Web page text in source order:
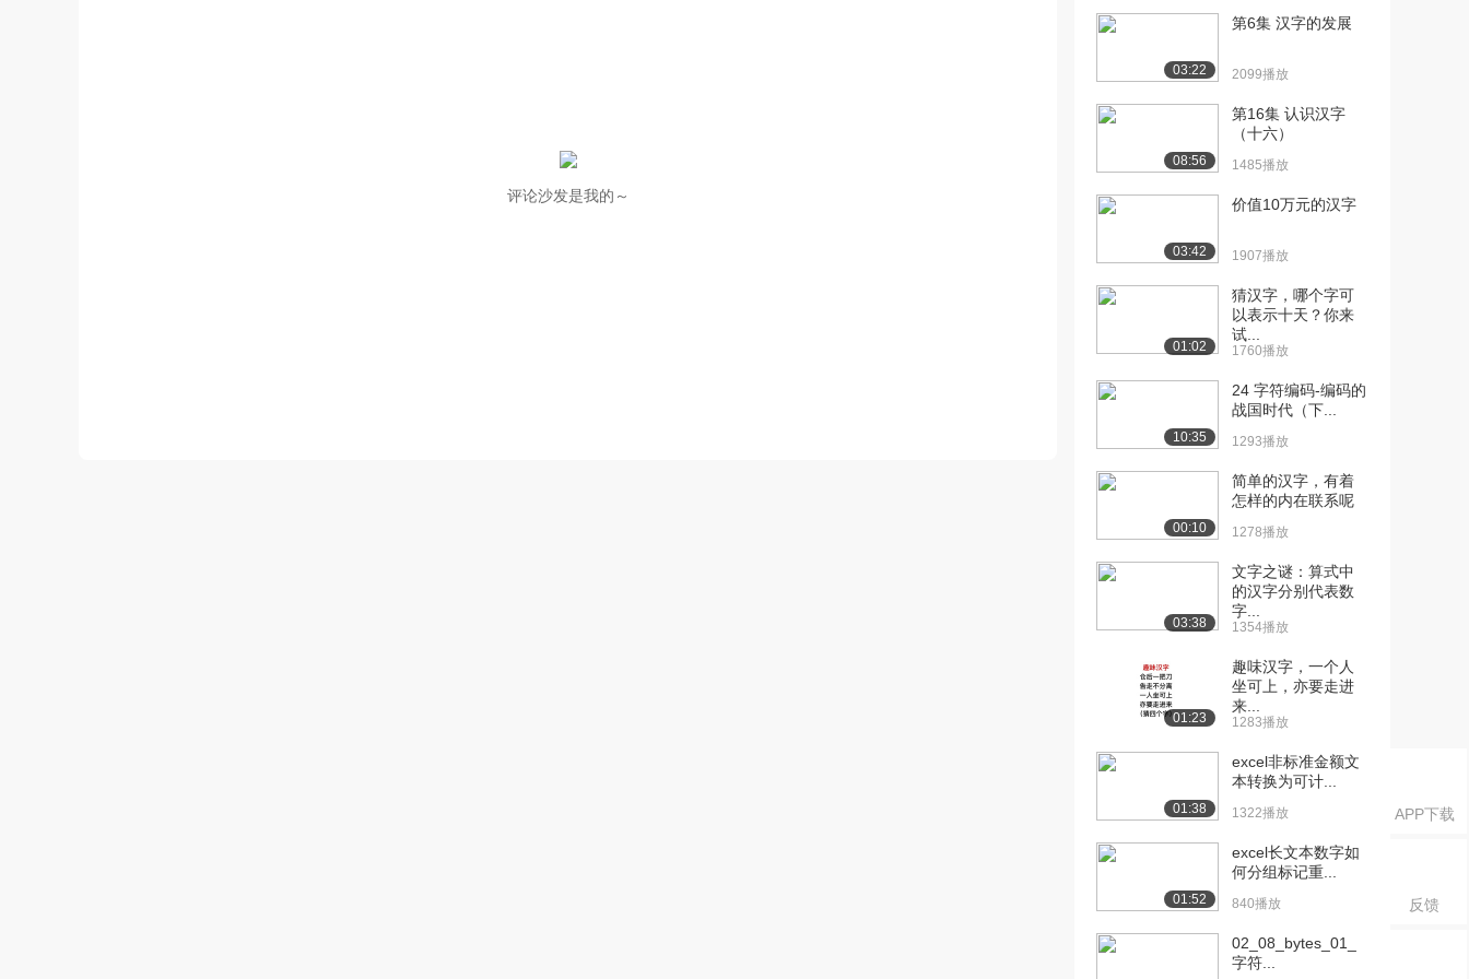
APP下载
反馈
评论沙发是我的～
[10] 北京理工大学公开
课：校报排版
1.6万播放
15:22
[11] 北京理工大学公开
课：百家视点：从二...
08:49
[12] 北京理工大学公开
06:32
[13] 北京理工大学公开
课：百家视点：计算...
08:11
[14] 北京理工大学公开
课：百家视点：图灵...
02:53
[15] 北京理工大学公开
课：百家视点：为何...
17:16
[16] 北京理工大学公开
课：关于大数据
03:11
课：第二章导学
1.3万播放
课：八卦图与二进制
[19] 北京理工大学公开
课：计算机中各种数...
[20] 北京理工大学公开
课：不同数制之间的...
1.2万播放
03:22
第6集 汉字的发展
2099播放
08:56
第16集 认识汉字
（十六）
1485播放
03:42
价值10万元的汉字
1907播放
01:02
猜汉字，哪个字可
以表示十天？你来
试...
1760播放
10:35
24 字符编码-编码的
战国时代（下...
1293播放
00:10
简单的汉字，有着
怎样的内在联系呢
1278播放
03:38
文字之谜：算式中
的汉字分别代表数
字...
1354播放
01:23
趣味汉字，一个人
坐可上，亦要走进
来...
1283播放
01:38
excel非标准金额文
本转换为可计...
1322播放
01:52
excel长文本数字如
何分组标记重...
840播放
02_08_bytes_01_
字符...